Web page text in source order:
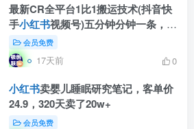
最新CR全平台1比1搬运技术(抖音快
手小红书视频号)五分钟分钟一条，操
作简单，轻松上热门(教程+软件+参
数)
会员免费
17天前 0
小红书卖婴儿睡眠研究笔记，客单价
24.9，320天卖了20w+
会员免费